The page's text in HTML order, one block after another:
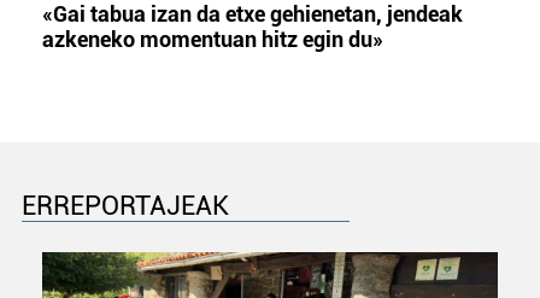
«Gai tabua izan da etxe gehienetan, jendeak
azkeneko momentuan hitz egin du»
ERREPORTAJEAK